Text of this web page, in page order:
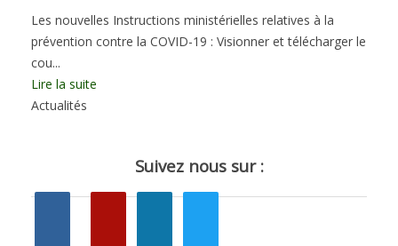
Les nouvelles Instructions ministérielles relatives à la
prévention contre la COVID-19 : Visionner et télécharger le
cou...
Lire la suite
Actualités
Suivez nous sur :